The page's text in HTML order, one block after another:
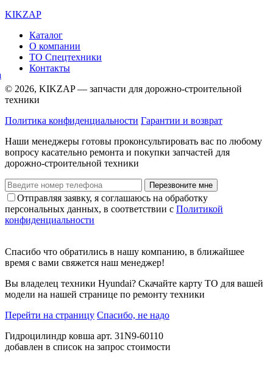
KIKZAP
Каталог
О компании
ТО Спецтехники
Контакты
© 2026, KIKZAP — запчасти для дорожно-строительной
техники
Политика конфиденциальности Гарантии и возврат
Наши менеджеры готовы проконсультировать вас по любому
вопросу касательно ремонта и покупки запчастей для
дорожно-строительной техники
Перезвоните мне
Отправляя заявку, я соглашаюсь на обработку
персональных данных, в соответствии с Политикой
конфиденциальности
Спасибо что обратились в нашу компанию, в ближайшее
время с вами свяжется наш менеджер!
Вы владелец техники Hyundai? Скачайте карту ТО для вашей
модели на нашей странице по ремонту техники
Перейти на страницу Спасибо, не надо
Гидроцилиндр ковша арт. 31N9-60110
добавлен в список на запрос стоимости